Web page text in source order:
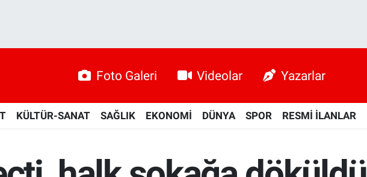
Foto Galeri Videolar Yazarlar
KÜLTÜR-SANAT SAĞLIK EKONOMİ DÜNYA SPOR RESMİ İLANLAR